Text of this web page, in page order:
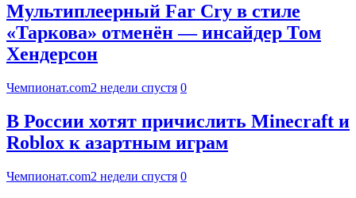
Мультиплеерный Far Cry в стиле
«Таркова» отменён — инсайдер Том
Хендерсон
Чемпионат.com2 недели спустя 0
В России хотят причислить Minecraft и
Roblox к азартным играм
Чемпионат.com2 недели спустя 0